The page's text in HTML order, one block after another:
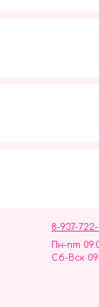
8-937-
Пн-пт
Сб-Вск